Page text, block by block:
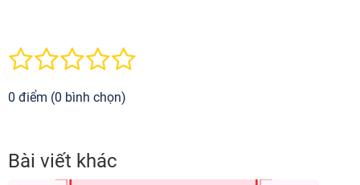
0 điểm (0 bình chọn)
Bài viết khác